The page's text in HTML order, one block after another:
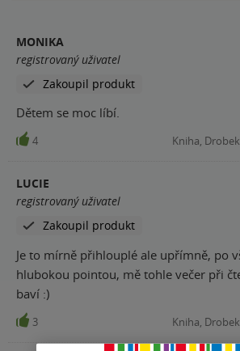
MONIKA
registrovaný uživatel
Zakoupil produkt
Dětem se moc líbí.
4 Kniha,
LUCIE
registrovaný uživatel
Zakoupil produkt
Je to mírně přihlouplé ale upřímně, po
hlubokou pointou, mě tohle večer při
baví :)
3 Kniha,